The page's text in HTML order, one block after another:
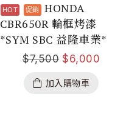
HONDA
CBR650R 輪框烤漆
*SYM SBC 益隆車業*
$7,500 $6,000
加入購物車